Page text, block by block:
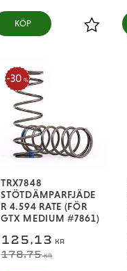
Lägg
KÖP
TRX7848
STÖTDÄMPARFJÄDE
R 4.594 RATE (FÖR
GTX MEDIUM #7861)
125,13 KR
178,75KR
30 %